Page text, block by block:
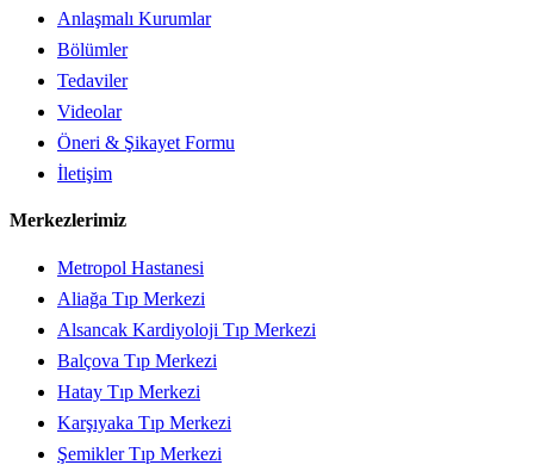
Anlaşmalı Kurumlar
Bölümler
Tedaviler
Videolar
Öneri & Şikayet Formu
İletişim
Merkezlerimiz
Metropol Hastanesi
Aliağa Tıp Merkezi
Alsancak Kardiyoloji Tıp Merkezi
Balçova Tıp Merkezi
Hatay Tıp Merkezi
Karşıyaka Tıp Merkezi
Şemikler Tıp Merkezi